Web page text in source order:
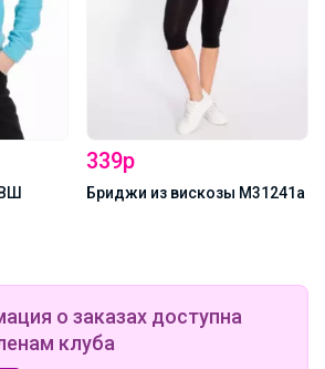
339р
Бриджи из вискозы М31241а
о заказах доступна
клуба